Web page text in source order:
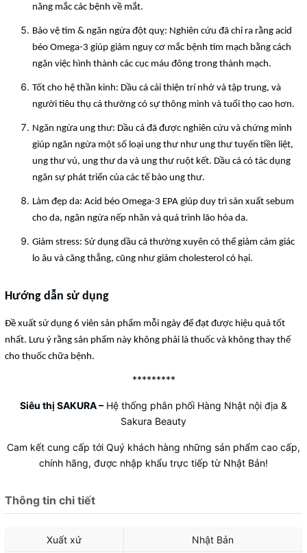
năng mắc các bệnh về mắt.
Bảo vệ tim & ngăn ngừa đột quỵ: Nghiên cứu đã chỉ ra rằng acid
béo Omega-3 giúp giảm nguy cơ mắc bệnh tim mạch bằng cách
ngăn việc hình thành các cục máu đông trong thành mạch.
Tốt cho hệ thần kinh: Dầu cá cải thiện trí nhớ và tập trung, và
người tiêu thụ cá thường có sự thông minh và tuổi thọ cao hơn.
Ngăn ngừa ung thư: Dầu cá đã được nghiên cứu và chứng minh
giúp ngăn ngừa một số loại ung thư như ung thư tuyến tiền liệt,
ung thư vú, ung thư da và ung thư ruột kết. Dầu cá có tác dụng
ngăn sự phát triển của các tế bào ung thư.
Làm đẹp da: Acid béo Omega-3 EPA giúp duy trì sản xuất sebum
cho da, ngăn ngừa nếp nhăn và quá trình lão hóa da.
Giảm stress: Sử dụng dầu cá thường xuyên có thể giảm cảm giác
lo âu và căng thẳng, cũng như giảm cholesterol có hại.
Hướng dẫn sử dụng
Đề xuất sử dụng 6 viên sản phẩm mỗi ngày để đạt được hiệu quả tốt
nhất. Lưu ý rằng sản phẩm này không phải là thuốc và không thay thế
cho thuốc chữa bệnh.
*********
Siêu thị SAKURA– Hệ thống phân phối Hàng Nhật nội địa &
Sakura Beauty
Cam kết cung cấp tới Quý khách hàng những sản phẩm cao cấp,
chính hãng, được nhập khẩu trực tiếp từ Nhật Bản!
Thông tin chi tiết
Xuất xứ Nhật Bản